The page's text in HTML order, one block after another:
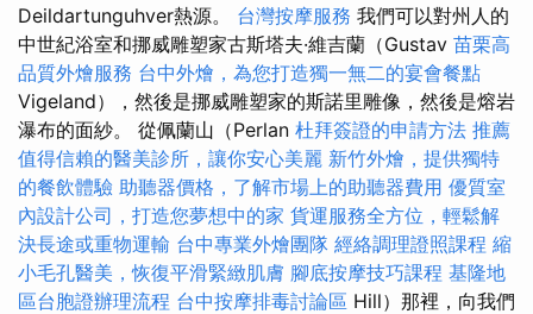
Deildartunguhver熱源。 台灣按摩服務 我們可以對州人的
中世紀浴室和挪威雕塑家古斯塔夫·維吉蘭（Gustav 苗栗高
品質外燴服務 台中外燴，為您打造獨一無二的宴會餐點
Vigeland），然後是挪威雕塑家的斯諾里雕像，然後是熔岩
瀑布的面紗。 從佩蘭山（Perlan 杜拜簽證的申請方法 推薦
值得信賴的醫美診所，讓你安心美麗 新竹外燴，提供獨特
的餐飲體驗 助聽器價格，了解市場上的助聽器費用 優質室
內設計公司，打造您夢想中的家 貨運服務全方位，輕鬆解
決長途或重物運輸 台中專業外燴團隊 經絡調理證照課程 縮
小毛孔醫美，恢復平滑緊緻肌膚 腳底按摩技巧課程 基隆地
區台胞證辦理流程 台中按摩排毒討論區 Hill）那裡，向我們